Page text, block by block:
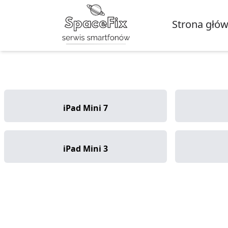
Strona
iPad Mini 7
iPad Mini 3